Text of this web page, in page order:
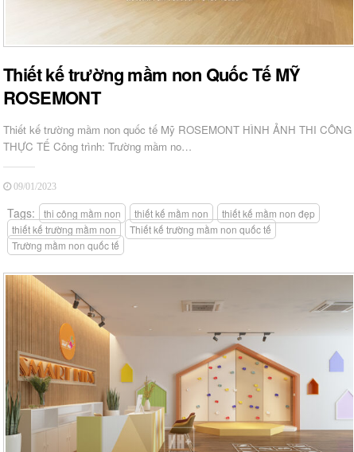
Thiết kế trường mầm non Quốc Tế MỸ
ROSEMONT
Thiết kế trường mầm non quốc tế Mỹ ROSEMONT HÌNH ẢNH THI CÔNG
THỰC TẾ Công trình: Trường mầm no…
09/01/2023
Tags: thi công mầm non thiết kế mầm non
thiết kế mầm non đẹp
thiết kế trường mầm non
Thiết kế trường mầm non quốc tế
Trường mầm non quốc tế